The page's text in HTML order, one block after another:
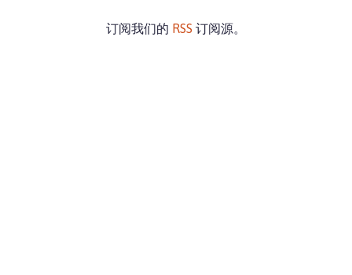
订阅我们的 RSS 订阅源。